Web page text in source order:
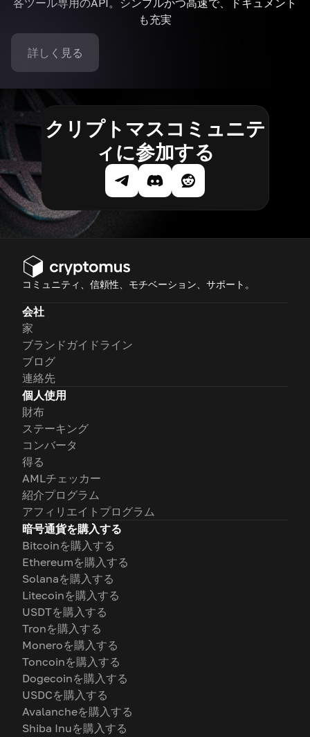
各ツール専用のAPI。シンプルかつ高速で、ドキュメント
も充実
詳しく見る
クリプトマスコミュニテ
ィに参加する
コミュニティ、信頼性、モチベーション、サポート。
会社
家
ブランドガイドライン
ブログ
連絡先
個人使用
財布
ステーキング
コンバータ
得る
AMLチェッカー
紹介プログラム
アフィリエイトプログラム
暗号通貨を購入する
Bitcoinを購入する
Ethereumを購入する
Solanaを購入する
Litecoinを購入する
USDTを購入する
Tronを購入する
Moneroを購入する
Toncoinを購入する
Dogecoinを購入する
USDCを購入する
Avalancheを購入する
Shiba Inuを購入する